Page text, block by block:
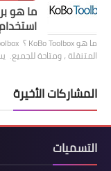
المتنقلة ، ومتاحة
المشاركات الأخيرة
التسميات